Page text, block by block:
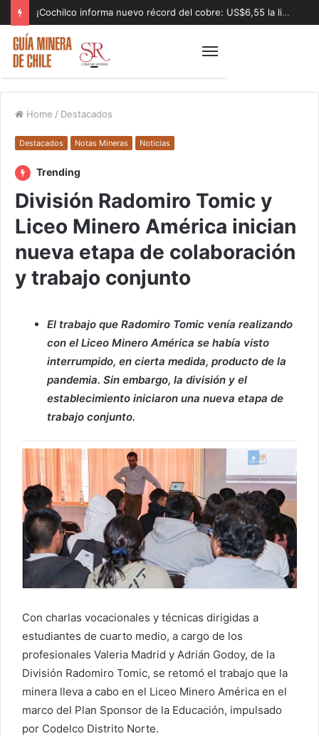
¡Cochilco informa nuevo récord del cobre: US$6,55 la libra!
Home / Destacados
Destacados Notas Mineras Noticias
Trending
División Radomiro Tomic y
Liceo Minero América inician
nueva etapa de colaboración
y trabajo conjunto
El trabajo que Radomiro Tomic venía realizando
con el Liceo Minero América se había visto
interrumpido, en cierta medida, producto de la
pandemia. Sin embargo, la división y el
establecimiento iniciaron una nueva etapa de
trabajo conjunto.
Con charlas vocacionales y técnicas dirigidas a
estudiantes de cuarto medio, a cargo de los
profesionales Valeria Madrid y Adrián Godoy, de la
División Radomiro Tomic, se retomó el trabajo que la
minera lleva a cabo en el Liceo Minero América en el
marco del Plan Sponsor de la Educación, impulsado
por Codelco Distrito Norte.